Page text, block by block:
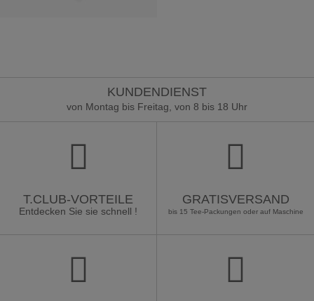
KUNDENDIENST
von Montag bis Freitag, von 8 bis 18 Uhr
T.CLUB-VORTEILE
Entdecken Sie sie schnell !
GRATISVERSAND
bis 15 Tee-Packungen oder auf Maschine